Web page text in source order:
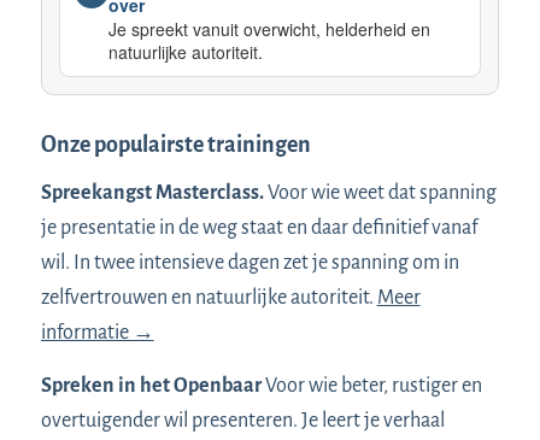
Je spreekt vanuit overwicht, helderheid en
natuurlijke autoriteit.
Onze populairste trainingen
Spreekangst Masterclass.Voor wie weet dat spanning
je presentatie in de weg staat en daar definitief vanaf
wil. In twee intensieve dagen zet je spanning om in
zelfvertrouwen en natuurlijke autoriteit. Meer
informatie →
Spreken in het OpenbaarVoor wie beter, rustiger en
overtuigender wil presenteren. Je leert je verhaal